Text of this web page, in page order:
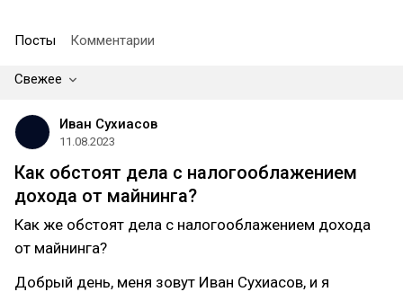
Посты Комментарии
Свежее
Иван Сухиасов
11.08.2023
Как обстоят дела с налогооблажением
дохода от майнинга?
Как же обстоят дела с налогооблажением дохода
от майнинга?
Добрый день, меня зовут Иван Сухиасов, и я